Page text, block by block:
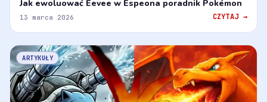
Jak ewoluować Eevee w Espeona poradnik Pokémon
13 marca 2026 CZYTAJ →
ARTYKUŁY